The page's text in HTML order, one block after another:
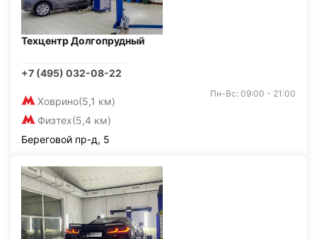
Техцентр Долгопрудный
+7 (495) 032-08-22
Ховрино(5,1 км)
Физтех(5,4 км)
Пн-Вс: 09:00 - 21:00
Береговой пр-д, 5